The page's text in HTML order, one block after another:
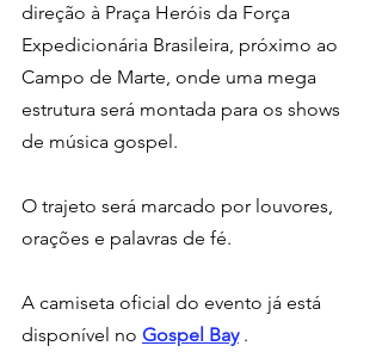
direção à Praça Heróis da Força
Expedicionária Brasileira, próximo ao
Campo de Marte, onde uma mega
estrutura será montada para os shows
de música gospel.
O trajeto será marcado por louvores,
orações e palavras de fé.
A camiseta oficial do evento já está
disponível no Gospel Bay .